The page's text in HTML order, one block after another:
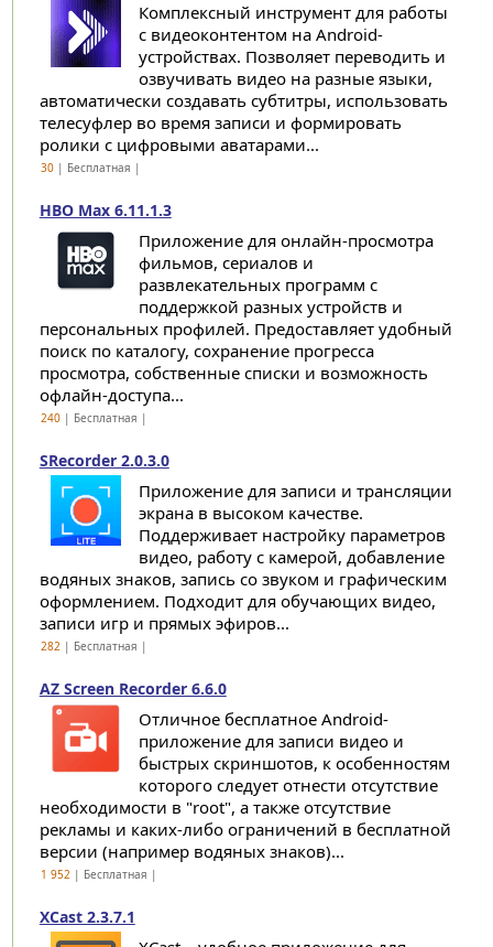
Комплексный инструмент для работы
с видеоконтентом на Android-
устройствах. Позволяет переводить и
озвучивать видео на разные языки,
автоматически создавать субтитры, использовать
телесуфлер во время записи и формировать
ролики с цифровыми аватарами...
30| Бесплатная |
HBO Max 6.11.1.3
Приложение для онлайн-просмотра
фильмов, сериалов и
развлекательных программ с
поддержкой разных устройств и
персональных профилей. Предоставляет удобный
поиск по каталогу, сохранение прогресса
просмотра, собственные списки и возможность
офлайн-доступа...
240| Бесплатная |
SRecorder 2.0.3.0
Приложение для записи и трансляции
экрана в высоком качестве.
Поддерживает настройку параметров
видео, работу с камерой, добавление
водяных знаков, запись со звуком и графическим
оформлением. Подходит для обучающих видео,
записи игр и прямых эфиров...
282| Бесплатная |
AZ Screen Recorder 6.6.0
Отличное бесплатное Android-
приложение для записи видео и
быстрых скриншотов, к особенностям
которого следует отнести отсутствие
необходимости в "root", а также отсутствие
рекламы и каких-либо ограничений в бесплатной
версии (например водяных знаков)...
1 952| Бесплатная |
XCast 2.3.7.1